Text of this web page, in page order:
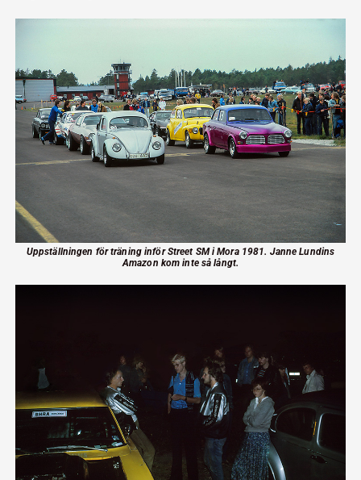
Uppställningen för träning inför Street SM i Mora 1981. Janne Lundins
Amazon kom inte så långt.